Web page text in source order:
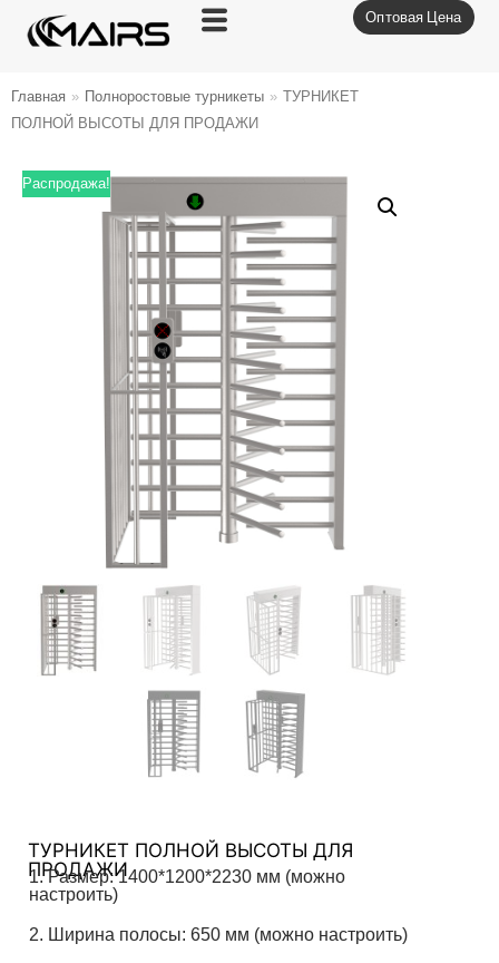
Перейти
Оптовая Цена
Главная » Полноростовые турникеты » ТУРНИКЕТ
ПОЛНОЙ ВЫСОТЫ ДЛЯ ПРОДАЖИ
Распродажа!
ТУРНИКЕТ ПОЛНОЙ ВЫСОТЫ ДЛЯ
ПРОДАЖИ
1. Размер: 1400*1200*2230 мм (можно
настроить)
2. Ширина полосы: 650 мм (можно настроить)